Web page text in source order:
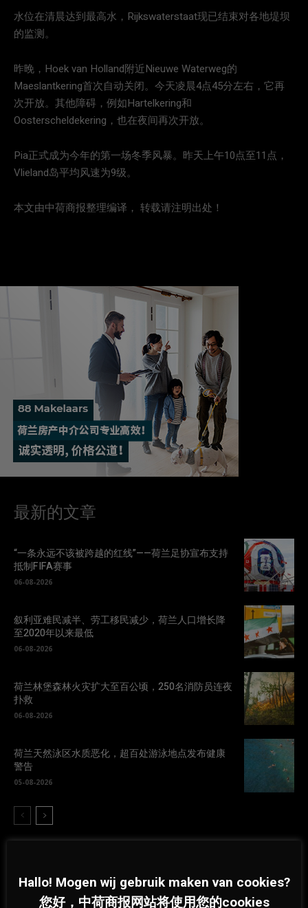
水位在清晨达到最高水，Rijkswaterstaat现已结束对各地堤坝
的监测。
昨晚，Hoek van Holland附近Nieuwe Waterweg的
Maeslantkering首次自动关闭。今天凌晨4点45分左右，它再
次开放。其他障碍，例如Hartelkering和
Oosterscheldekering，也在夜间再次开放。
Pia正式成为今年的第一场冬季风暴。昨天上午10点至11点，
Vlieland岛平均风速为9级。
本文由中荷商报整理编译， 转载请注明出处！
最新的文章
“一条永远不该被跨越的红线”——荷兰足协宣布支持
抵制FIFA赛事
06-08-2026
叙利亚难民减半、劳工移民减少，荷兰人口增长降
至2020年以来最低
06-08-2026
荷兰林堡森林火灾扩大至百公顷，250名消防员连夜
扑救
06-08-2026
荷兰天然泳区水质恶化，超百处游泳地点发布健康
警告
05-08-2026
Hallo! Mogen wij gebruik maken van cookies?
您好，中荷商报网站将使用您的cookies